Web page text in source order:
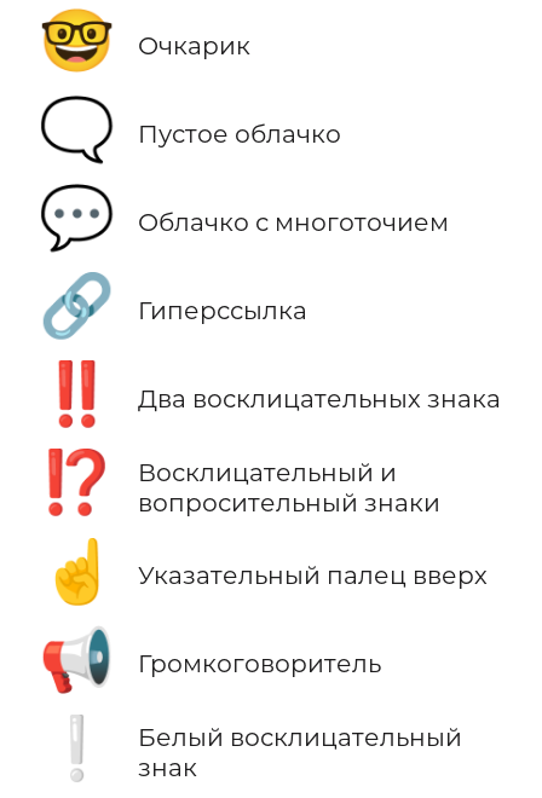
🤓 Очкарик
🗨️ Пустое облачко
💬 Облачко с многоточием
🔗 Гиперссылка
‼️ Два восклицательных знака
⁉️
Восклицательный и
вопросительный знаки
☝️ Указательный палец вверх
📢 Громкоговоритель
❕
Белый восклицательный
знак